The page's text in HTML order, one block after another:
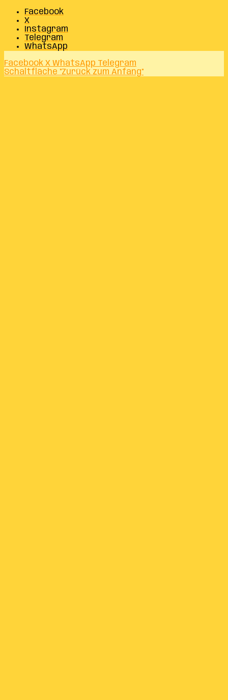
Facebook
X
Instagram
Telegram
WhatsApp
Facebook X WhatsApp Telegram
Schaltfläche "Zurück zum Anfang"